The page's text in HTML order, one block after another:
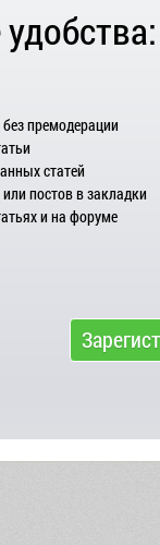
премодерации
статей
постов в закладки
и на форуме